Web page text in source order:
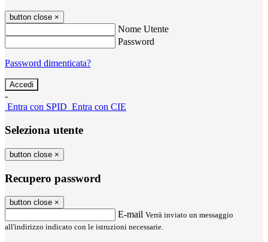
button close ×
Nome Utente
Password
Password dimenticata?
-
Entra con SPID Entra con CIE
Seleziona utente
button close ×
Recupero password
button close ×
E-mail Verrà inviato un messaggio
all'indirizzo indicato con le istruzioni necessarie.